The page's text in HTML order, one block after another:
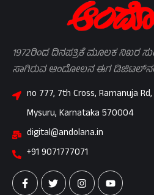
1972ರಿಂದ ದಿನಪತ್ರಿಕೆ ಮೂಲಕ ನಿಖರ
ಸಾಗಿರುವ ಆಂದೋಲನ ಈಗ
no 777, 7th Cross, Ramanuja
Mysuru, Karnataka 570004
digital@andolana.in
+91 9071777071